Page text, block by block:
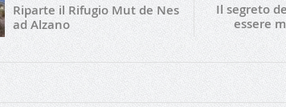
Riparte il Rifugio Mut de Nes
ad Alzano
Il segreto
essere